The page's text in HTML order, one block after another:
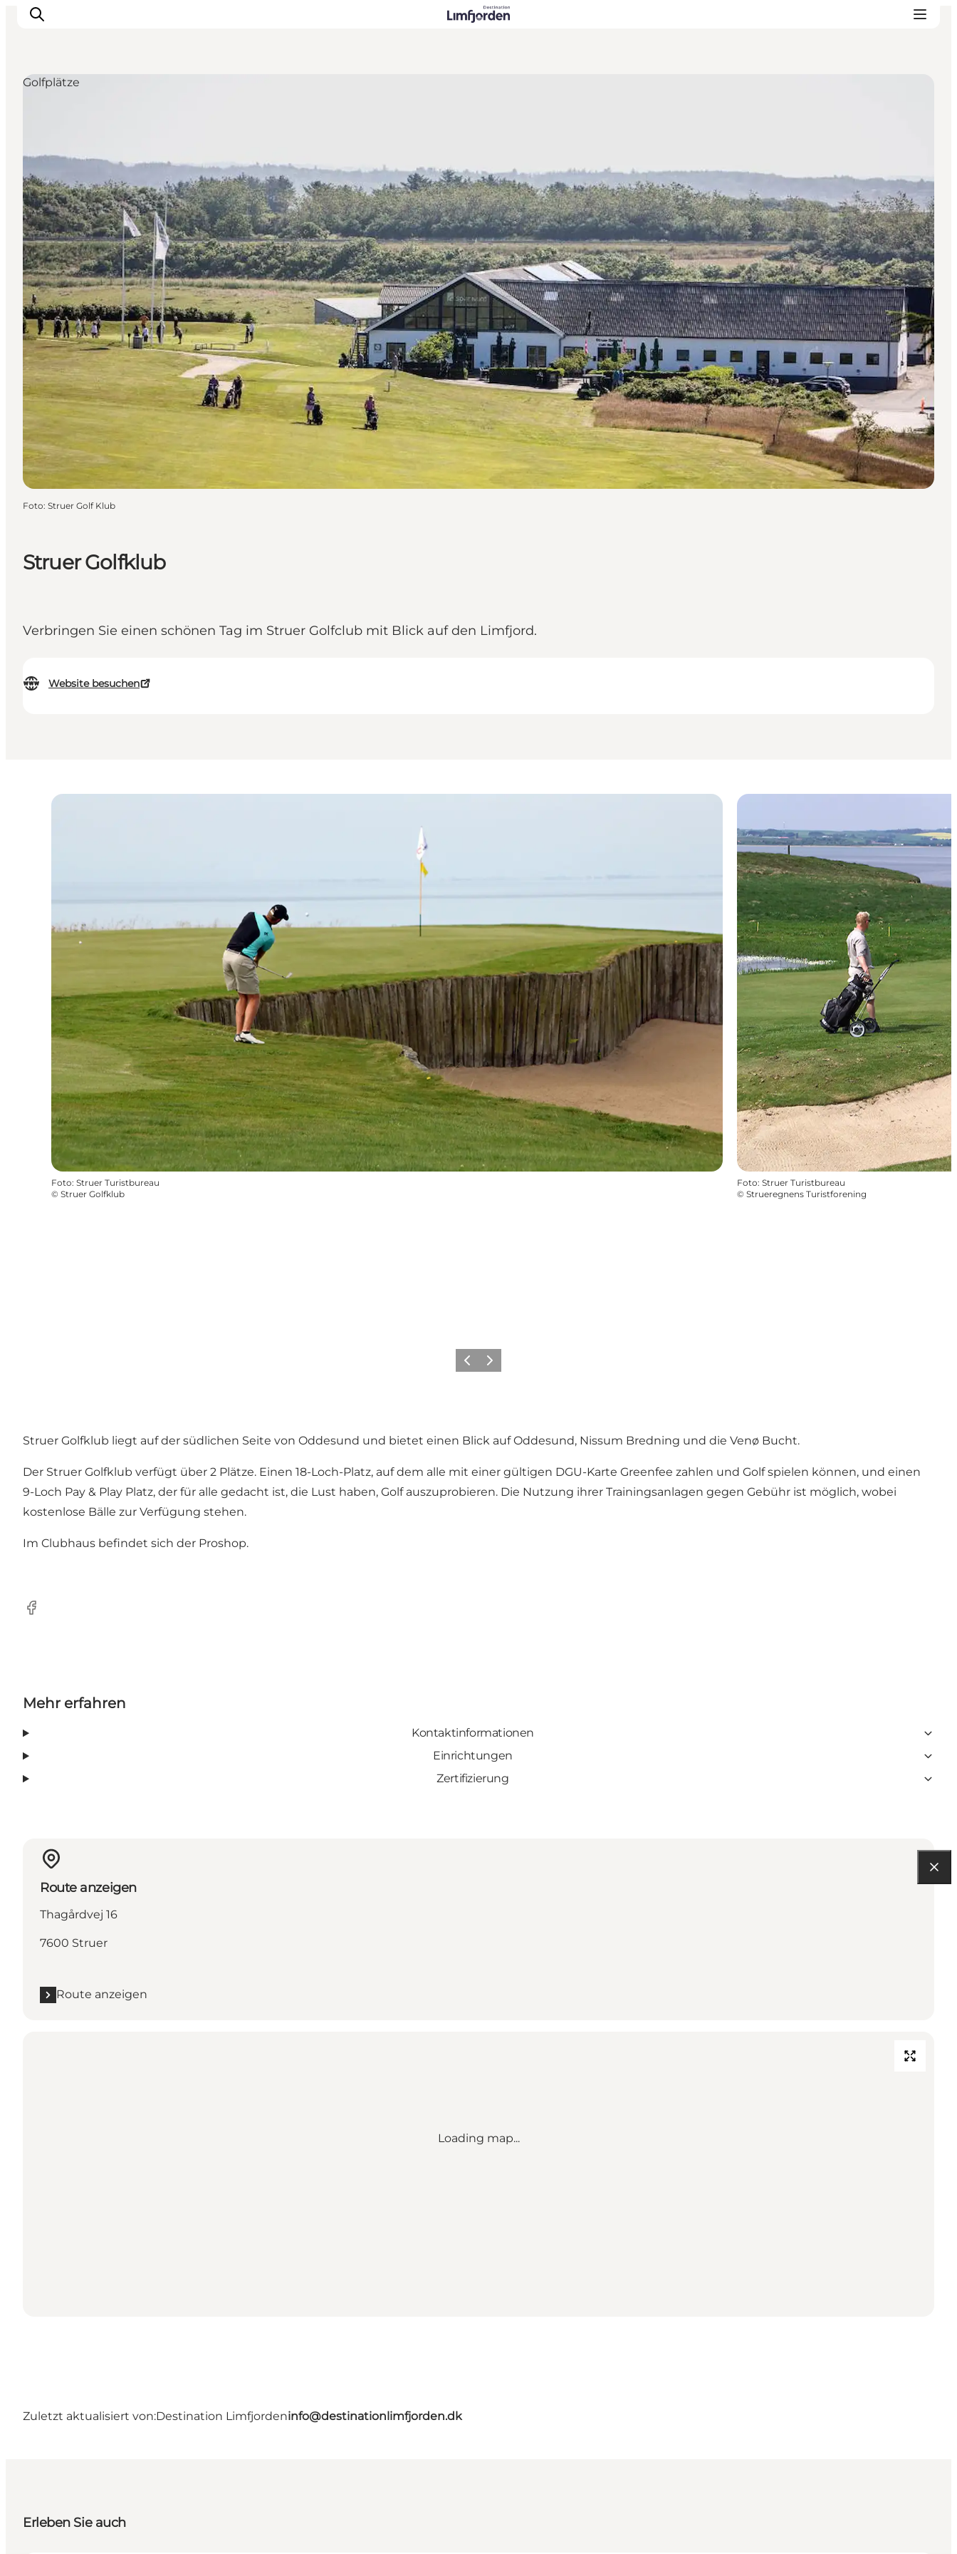
Struer Golfklub
Verbringen Sie einen schönen Tag im Struer Golfclub mit Blick auf den Limfjord.
Website besuchen
Golfplätze
Foto: Struer Golf Klub
Foto: Struer Turistbureau
© Struer Golfklub
Foto: Struer Turistbureau
© Strueregnens Turistforening
Vorherige Folie
Nächste Folie
Struer Golfklub liegt auf der südlichen Seite von Oddesund und bietet einen Blick auf Oddesund, Nissum Bredning und die Venø Bucht.
Der Struer Golfklub verfügt über 2 Plätze. Einen 18-Loch-Platz, auf dem alle mit einer gültigen DGU-Karte Greenfee zahlen und Golf spielen können, und einen
9-Loch Pay & Play Platz, der für alle gedacht ist, die Lust haben, Golf auszuprobieren. Die Nutzung ihrer Trainingsanlagen gegen Gebühr ist möglich, wobei
kostenlose Bälle zur Verfügung stehen.
Im Clubhaus befindet sich der Proshop.
Facebook
Mehr erfahren
Kontaktinformationen
Einrichtungen
Zertifizierung
Route anzeigen
Thagårdvej 16
7600 Struer
Route anzeigen
Loading map...
Zuletzt aktualisiert von:Destination Limfjordeninfo@destinationlimfjorden.dk
Erleben Sie auch